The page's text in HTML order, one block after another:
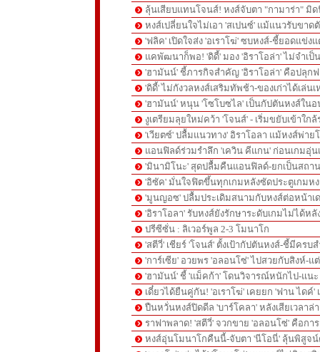
ลุ้นเสียบแทนโจนส์! หงส์จับตา "กามาร่า" มิ
หงส์เปลี่ยนใจไม่เอา 'สเปนซ์' แม้แนวรับขาด
'ฟลิค' เปิดใจส่ง 'อเราโฆ่' ซบหงส์-ชี้ยอดแข่ง
แคพัฒนาก็พอ! 'ดิดี้' มอง 'อิราโอล่า' ไม่จำเป็
'ฮามันน์' ชี้ภารกิจสำคัญ 'อิราโอล่า' คือปลุกฟ
'ดิดี้' ไม่กังวลหงส์เสริมทัพช้า-ของเก่าได้เล่น
'ฮามันน์' หนุน 'โซโบซไล' เป็นกัปตันหงส์ในอ
งูเตรียมลุยใหม่คว้า 'โจนส์' - เริ่มขยับเข้าใก
'เวียตซ์' ปลื้มแนวทาง' อิราโอลา แม้หงส์พ่าย
แอนฟิลด์ร่วมรำลึก 'เควิน คีแกน' ก่อนเกมอุ่น
'มินามิโนะ' สุดปลื้มคืนแอนฟิลด์-ยกเป็นสถา
'อิซัค' มั่นใจฟิตขึ้นทุกเกมหลังซัดประตูเกมห
'มูนญอซ' ปลื้มประเดิมสนามกับหงส์ต่อหน้าเ
'อิราโอลา' รับหงส์ยังรักษาระดับเกมไม่ได้หลั
ปรีซีซั่น : ลิเวอร์พูล 2-3 โมนาโก
'สตีวี่' เชียร์ 'โจนส์' ตั้งเป้ากัปตันหงส์-ชี้มีครบ
'การ์เซีย' อวยพร 'อลอนโซ่' ไปสวยกับสิงห์-แ
'ฮามันน์' ชี้ 'แม็คก้า' โดนวิจารณ์หนักไป-แนะ
เดี๋ยวได้ยืนคู่กัน! 'อเราโฆ่' เคยยก 'ฟาน ไดค์'
ปืนหวั่นหงส์ปิดดีล 'บาร์โคลา' หลังเสียเวลาล่
ราฟาพลาด! 'สตีวี่' จวกขาย 'อลอนโซ่' คือกา
หงส์อุ่นโมนาโกคืนนี้-จับตา 'นีโอนี่' ลุ้นพิสูจน์